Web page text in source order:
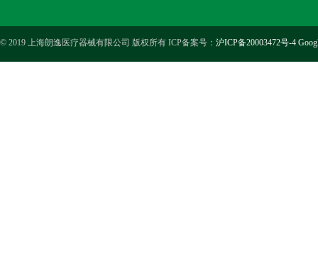
© 2019 上海朗逸医疗器械有限公司 版权所有 ICP备案号： 沪ICP备20003472号-4